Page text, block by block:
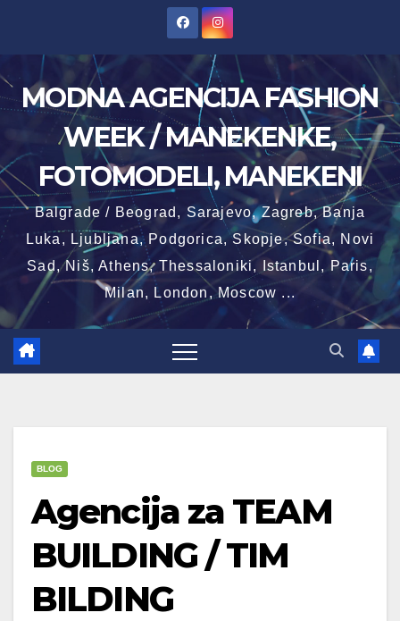
content
MODNA AGENCIJA FASHION
WEEK / MANEKENKE,
FOTOMODELI, MANEKENI
Balgrade / Beograd, Sarajevo, Zagreb, Banja
Luka, Ljubljana, Podgorica, Skopje, Sofia, Novi
Sad, Niš, Athens, Thessaloniki, Istanbul, Paris,
Milan, London, Moscow ...
BLOG
Agencija za TEAM
BUILDING / TIM
BILDING